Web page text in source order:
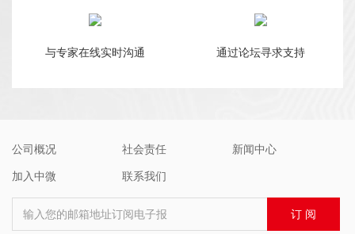
与专家在线实时沟通 通过论坛寻求支持
公司概况 社会责任 新闻中心
加入中微 联系我们
输入您的邮箱地址订阅电子报 订 阅